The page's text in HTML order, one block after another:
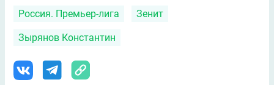
Россия. Премьер-лига Зенит
Зырянов Константин